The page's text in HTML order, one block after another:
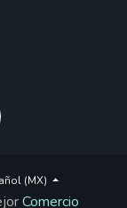
(MX)
Comercio